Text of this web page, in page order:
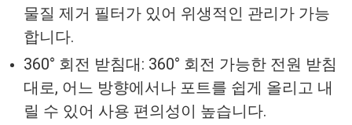
물질 제거 필터가 있어 위생적인 관리가 가능
합니다.
360° 회전 받침대: 360° 회전 가능한 전원 받침
대로, 어느 방향에서나 포트를 쉽게 올리고 내
릴 수 있어 사용 편의성이 높습니다.